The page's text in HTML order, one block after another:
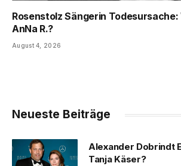
Rosenstolz Sängerin
AnNa R.?
August 4, 2026
Neueste Beiträge
Alexander Dobrindt
Tanja Käser?